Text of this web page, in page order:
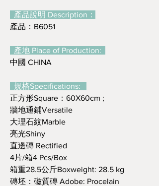
產品說明 Description：
產品：B6051
產地 Place of Production:
中國 CHINA
規格Specifications:
正方形Square：60X60cm ;
牆地通鋪Versatile
大理石紋Marble
亮光Shiny
直邊磚 Rectified
4片/箱4 Pcs/Box
箱重28.5公斤Boxweight: 28.5 kg
磚坯：磁質磚 Adobe: Procelain